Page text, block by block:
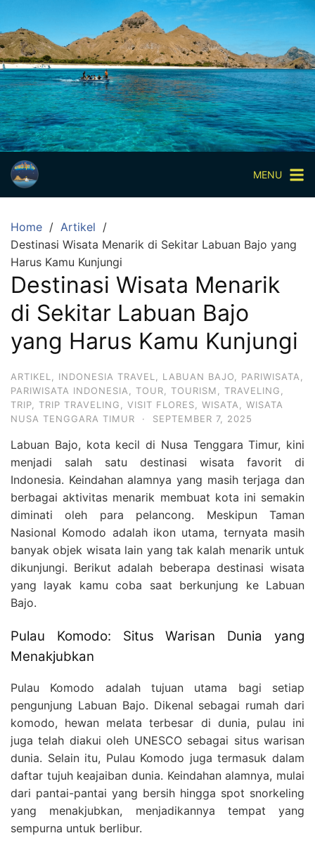
content
Paket
Wisata
Sharing
Trip
Komodo
Paket
Wisata
Open
Pulau
Komodo
Labuan
Bajo
3
2
Malam,
2
Hari
Malam
dan
1
Hari
Penuh
MENU
Home
Artikel
Destinasi Wisata Menarik di Sekitar Labuan Bajo yang
Harus Kamu Kunjungi
Destinasi Wisata Menarik
di Sekitar Labuan Bajo
yang Harus Kamu Kunjungi
ARTIKEL INDONESIA TRAVEL LABUAN BAJO PARIWISATA
PARIWISATA INDONESIA
TOUR TOURISM TRAVELING
TRIP
TRIP TRAVELING VISIT FLORES WISATA
WISATA
NUSA TENGGARA TIMUR
· SEPTEMBER 7, 2025
Labuan Bajo, kota kecil di Nusa Tenggara Timur, kini
menjadi salah satu destinasi wisata favorit di
Indonesia. Keindahan alamnya yang masih terjaga dan
berbagai aktivitas menarik membuat kota ini semakin
diminati oleh para pelancong. Meskipun Taman
Nasional Komodo adalah ikon utama, ternyata masih
banyak objek wisata lain yang tak kalah menarik untuk
dikunjungi. Berikut adalah beberapa destinasi wisata
yang layak kamu coba saat berkunjung ke Labuan
Bajo.
Pulau Komodo: Situs Warisan Dunia yang
Menakjubkan
Pulau Komodo adalah tujuan utama bagi setiap
pengunjung Labuan Bajo. Dikenal sebagai rumah dari
komodo, hewan melata terbesar di dunia, pulau ini
juga telah diakui oleh UNESCO sebagai situs warisan
dunia. Selain itu, Pulau Komodo juga termasuk dalam
daftar tujuh keajaiban dunia. Keindahan alamnya, mulai
dari pantai-pantai yang bersih hingga spot snorkeling
yang menakjubkan, menjadikannya tempat yang
sempurna untuk berlibur.